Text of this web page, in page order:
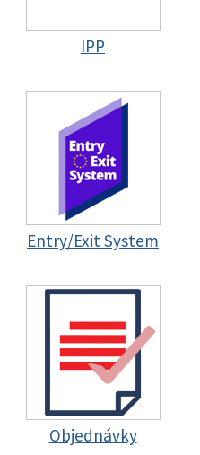
IPP
Entry/Exit System
Objednávky